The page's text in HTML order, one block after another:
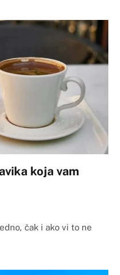
koja vam
čak i ako vi to ne